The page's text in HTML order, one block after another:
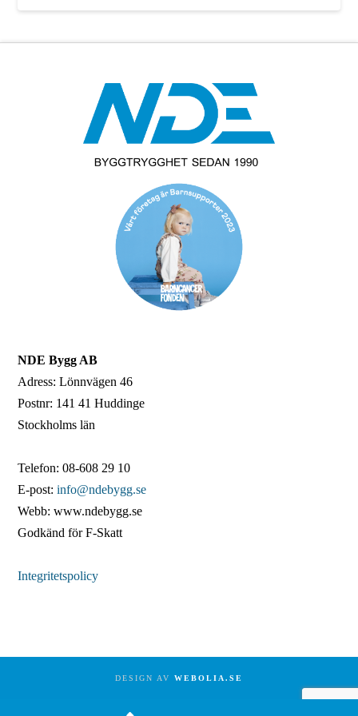
NDE Bygg AB
Adress: Lönnvägen 46
Postnr: 141 41 Huddinge
Stockholms län
Telefon: 08-608 29 10
E-post:info@ndebygg.se
Webb: www.ndebygg.se
Godkänd för F-Skatt
Integritetspolicy
DESIGN AV WEBOLIA.SE